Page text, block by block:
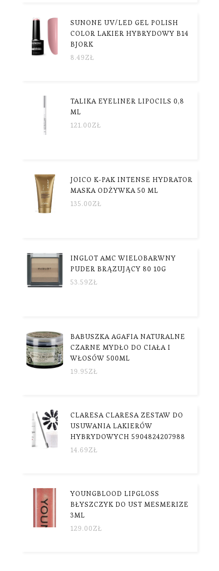
SUNONE UV/LED GEL POLISH
COLOR LAKIER HYBRYDOWY B14
BJORK
8.49ZŁ
TALIKA EYELINER LIPOCILS 0,8
ML
121.00ZŁ
JOICO K-PAK INTENSE HYDRATOR
MASKA ODŻYWKA 50 ML
135.00ZŁ
INGLOT AMC WIELOBARWNY
PUDER BRĄZUJĄCY 80 10G
53.59ZŁ
BABUSZKA AGAFIA NATURALNE
CZARNE MYDŁO DO CIAŁA I
WŁOSÓW 500ML
19.95ZŁ
CLARESA CLARESA ZESTAW DO
USUWANIA LAKIERÓW
HYBRYDOWYCH 5904824207988
14.69ZŁ
YOUNGBLOOD LIPGLOSS
BŁYSZCZYK DO UST MESMERIZE
3ML
129.00ZŁ